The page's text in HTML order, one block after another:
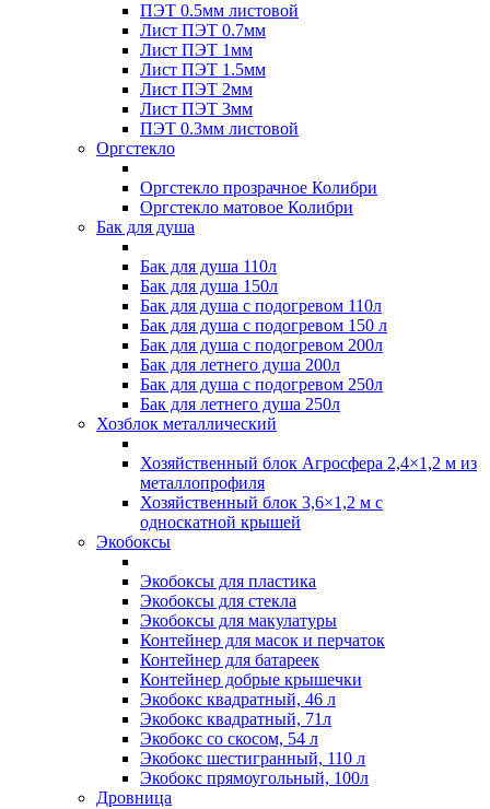
ПЭТ 0.5мм листовой
Лист ПЭТ 0.7мм
Лист ПЭТ 1мм
Лист ПЭТ 1.5мм
Лист ПЭТ 2мм
Лист ПЭТ 3мм
ПЭТ 0.3мм листовой
Оргстекло
Оргстекло прозрачное Колибри
Оргстекло матовое Колибри
Бак для душа
Бак для душа 110л
Бак для душа 150л
Бак для душа с подогревом 110л
Бак для душа с подогревом 150 л
Бак для душа с подогревом 200л
Бак для летнего душа 200л
Бак для душа с подогревом 250л
Бак для летнего душа 250л
Хозблок металлический
Хозяйственный блок Агросфера 2,4×1,2 м из
металлопрофиля
Хозяйственный блок 3,6×1,2 м с
односкатной крышей
Экобоксы
Экобоксы для пластика
Экобоксы для стекла
Экобоксы для макулатуры
Контейнер для масок и перчаток
Контейнер для батареек
Контейнер добрые крышечки
Экобокс квадратный, 46 л
Экобокс квадратный, 71л
Экобокс со скосом, 54 л
Экобокс шестигранный, 110 л
Экобокс прямоугольный, 100л
Дровница